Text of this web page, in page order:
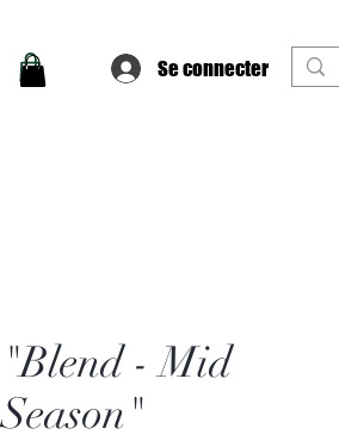
Se connecter
"Blend - Mid
Season"